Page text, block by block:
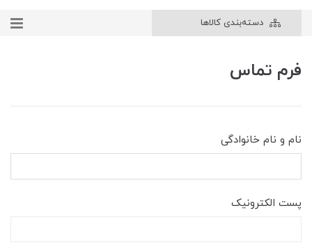
دسته‌بندی کالاها
فرم تماس
نام و نام خانوادگی
پست الکترونیک